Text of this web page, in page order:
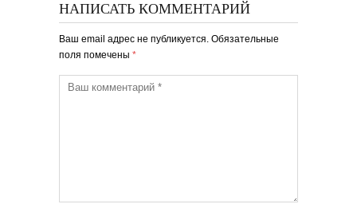
НАПИСАТЬ КОММЕНТАРИЙ
Ваш email адрес не публикуется. Обязательные
поля помечены *